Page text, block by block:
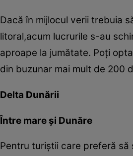
Dacă în mijlocul verii trebuia
litoral,acum lucrurile s-au
aproape la jumătate. Poţi
din buzunar mai mult de 200
Delta Dunării
Între mare şi Dunăre
Pentru turiştii care preferă